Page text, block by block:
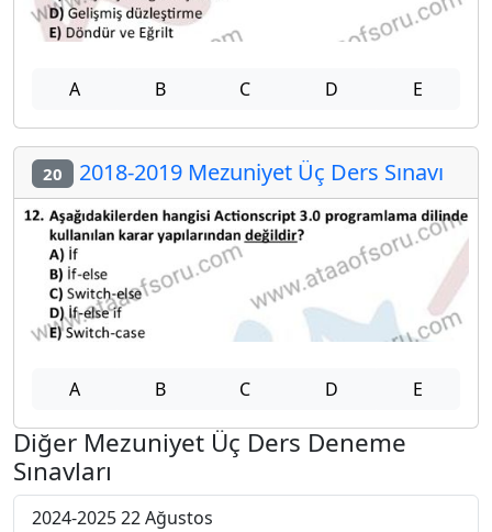
A B C D E
20 2018-2019 Mezuniyet Üç Ders Sınavı
A B C D E
Diğer Mezuniyet Üç Ders Deneme
Sınavları
2024-2025 22 Ağustos